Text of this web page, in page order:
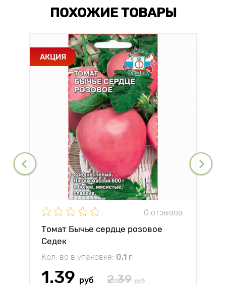
ПОХОЖИЕ ТОВАРЫ
АКЦИЯ
0 отзывов
Томат Бычье сердце розовое
Седек
Кол-во в упаковке: 0.1 г
1.39 руб 2.39 руб